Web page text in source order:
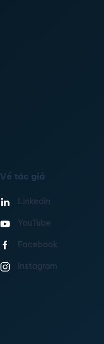
Về tác giả
Linkedin
YouTube
Facebook
Instagram